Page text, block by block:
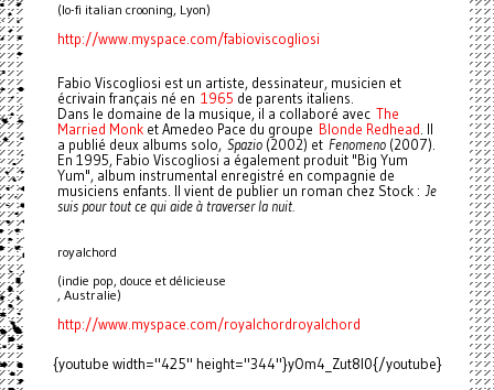
(lo-fi italian crooning, Lyon)
http://www.myspace.com/fabioviscogliosi
Fabio Viscogliosi est un artiste, dessinateur, musicien et
écrivain français né en 1965 de parents italiens.
Dans le domaine de la musique, il a collaboré avec The
Married Monket Amedeo Pace du groupe Blonde Redhead . Il
a publié deux albums solo, Spazio(2002) et Fenomeno(2007).
En 1995, Fabio Viscogliosi a également produit "Big Yum
Yum", album instrumental enregistré en compagnie de
musiciens enfants. Il vient de publier un roman chez Stock : Je
suis pour tout ce qui aide à traverser la nuit.
royalchord
(indie pop, douce et délicieuse
, Australie)
http://www.myspace.com/royalchordroyalchord
{youtube width="425" height="344"}yOm4_Zut8I0{/youtube}